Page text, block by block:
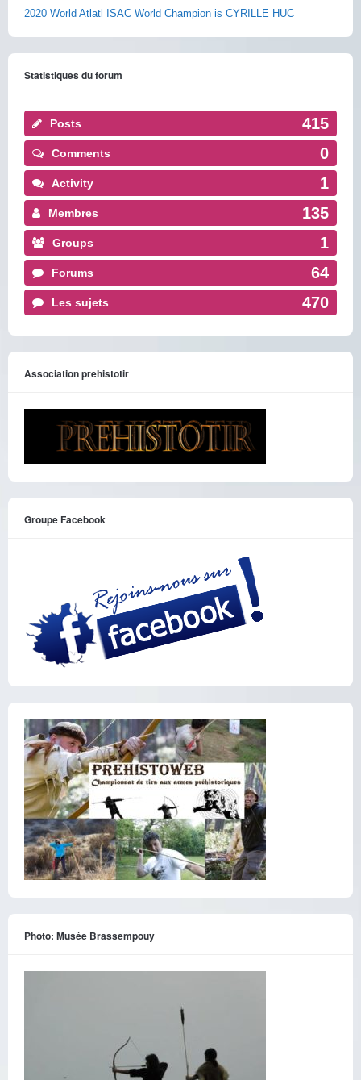
2020 World Atlatl ISAC World Champion is CYRILLE HUC
Statistiques du forum
Posts 415
Comments 0
Activity 1
Membres 135
Groups 1
Forums 64
Les sujets 470
Association prehistotir
Groupe Facebook
Photo: Musée Brassempouy